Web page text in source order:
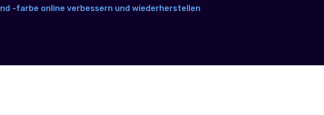
-farbe online verbessern und wiederherstellen